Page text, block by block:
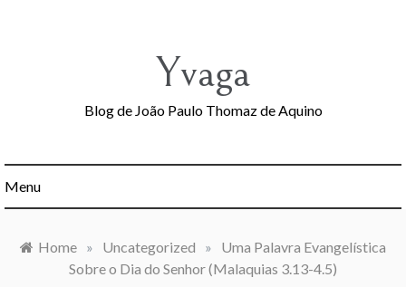
Yvaga
Blog de João Paulo Thomaz de Aquino
Menu
Home » Uncategorized »
Uma Palavra Evangelística
Sobre o Dia do Senhor (Malaquias 3.13-4.5)